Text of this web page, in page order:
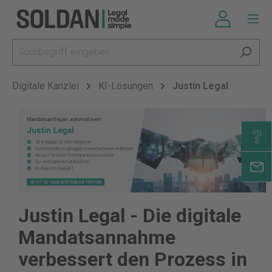
Digitale Kanzlei KI-Lösungen Justin Legal
Justin Legal - Die digitale
Mandatsannahme
verbessert den Prozess in